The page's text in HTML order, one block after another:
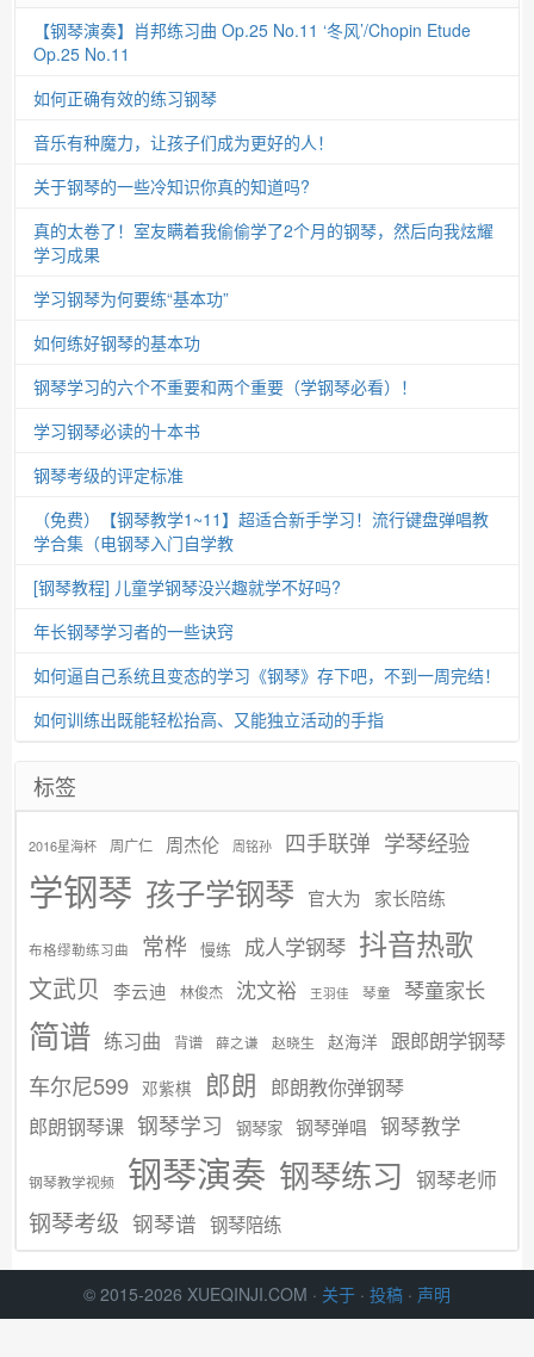
【钢琴演奏】肖邦练习曲 Op.25 No.11 ‘冬风’/Chopin Etude
Op.25 No.11
如何正确有效的练习钢琴
音乐有种魔力，让孩子们成为更好的人！
关于钢琴的一些冷知识你真的知道吗?
真的太卷了！室友瞒着我偷偷学了2个月的钢琴，然后向我炫耀
学习成果
学习钢琴为何要练“基本功”
如何练好钢琴的基本功
钢琴学习的六个不重要和两个重要（学钢琴必看）！
学习钢琴必读的十本书
钢琴考级的评定标准
（免费）【钢琴教学1~11】超适合新手学习！流行键盘弹唱教
学合集（电钢琴入门自学教
[钢琴教程] 儿童学钢琴没兴趣就学不好吗?
年长钢琴学习者的一些诀窍
如何逼自己系统且变态的学习《钢琴》存下吧，不到一周完结！
如何训练出既能轻松抬高、又能独立活动的手指
标签
2016星海杯 周广仁 周杰伦 周铭孙 四手联弹 学琴经验
学钢琴 孩子学钢琴 官大为 家长陪练
布格缪勒练习曲 常桦 慢练 成人学钢琴 抖音热歌
文武贝 李云迪 林俊杰 沈文裕 王羽佳 琴童 琴童家长
简谱 练习曲 背谱 薛之谦 赵晓生 赵海洋 跟郎朗学钢琴
车尔尼599 邓紫棋 郎朗 郎朗教你弹钢琴
郎朗钢琴课 钢琴学习 钢琴家 钢琴弹唱 钢琴教学
钢琴教学视频 钢琴演奏 钢琴练习 钢琴老师
钢琴考级 钢琴谱 钢琴陪练
© 2015-2026 XUEQINJI.COM · 关于 · 投稿 · 声明